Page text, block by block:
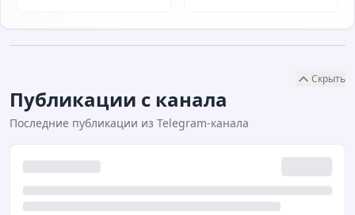
Скрыть
Публикации с канала
Последние публикации из Telegram-канала